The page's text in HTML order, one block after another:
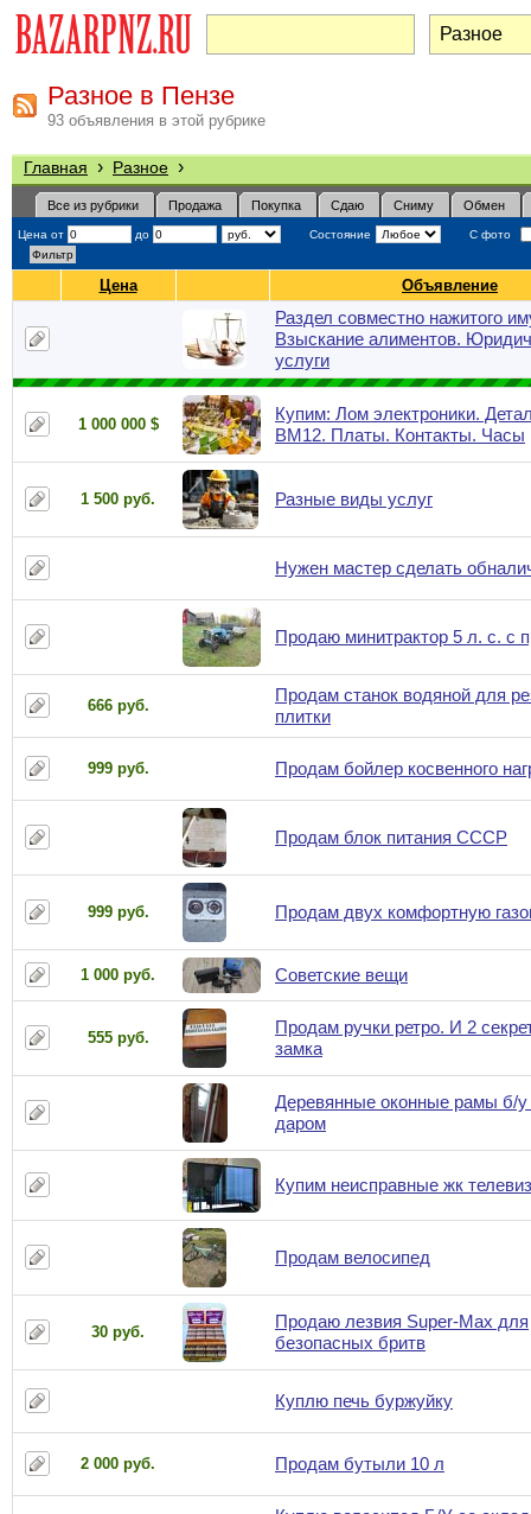
Разное в Пензе
93 объявления в этой рубрике
Главная › Разное ›
Все из рубрики Продажа Покупка Сдаю Сниму Обмен
Цена от до Состояние С фото
Цена Объявление
Раздел совместно нажитого
Взыскание алиментов.
услуги
1 000 000 $
Купим: Лом электроники.
ВМ12. Платы. Контакты. Часы
1 500 руб. Разные виды услуг
Нужен мастер сделать
Продаю минитрактор 5 л. с. с
666 руб.
Продам станок водяной для
плитки
999 руб. Продам бойлер косвенного
Продам блок питания СССР
999 руб. Продам двух комфортную
1 000 руб. Советские вещи
555 руб.
Продам ручки ретро. И 2
замка
Деревянные оконные рамы б/у
даром
Купим неисправные жк
Продам велосипед
30 руб.
Продаю лезвия Super-Max для
безопасных бритв
Куплю печь буржуйку
2 000 руб. Продам бутыли 10 л